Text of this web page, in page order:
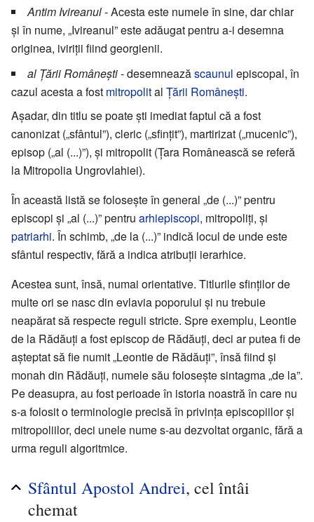
Antim Ivireanul- Acesta este numele în sine, dar chiar
și în nume, „Ivireanul” este adăugat pentru a-i desemna
originea, iviriții fiind georgienii.
al Țării Românești- desemneazăscaunul episcopal, în
cazul acesta a fost mitropolital Țării Românești.
Așadar, din titlu se poate ști imediat faptul că a fost
canonizat („sfântul”), cleric („sfințit”), martirizat („mucenic”),
episop („al (...)”), și mitropolit (Țara Românească se referă
la Mitropolia Ungrovlahiei).
În această listă se folosește în general „de (...)” pentru
episcopi și „al (...)” pentru arhiepiscopi, mitropoliți, și
patriarhi. În schimb, „de la (...)” indică locul de unde este
sfântul respectiv, fără a indica atribuții ierarhice.
Acestea sunt, însă, numai orientative. Titlurile sfinților de
multe ori se nasc din evlavia poporului și nu trebuie
neapărat să respecte reguli stricte. Spre exemplu, Leontie
de la Rădăuți a fost episcop de Rădăuți, deci ar putea fi de
așteptat să fie numit „Leontie de Rădăuți”, însă fiind și
monah din Rădăuți, numele său folosește sintagma „de la”.
Pe deasupra, au fost perioade în istoria noastră în care nu
s-a folosit o terminologie precisă în privința episcopiilor și
mitropoliilor, deci unele nume s-au dezvoltat organic, fără a
urma reguli algoritmice.
Sfântul Apostol Andrei, cel întâi
chemat